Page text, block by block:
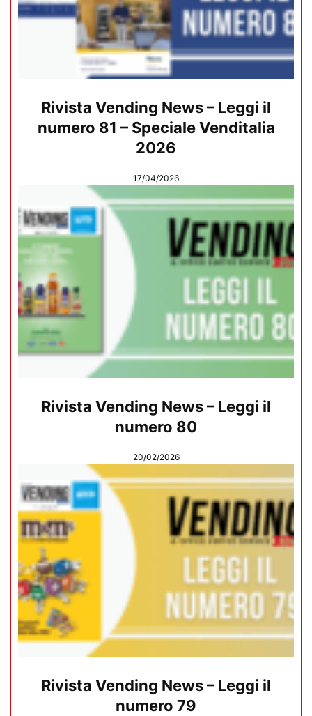
Rivista Vending News – Leggi il
numero 81 – Speciale Venditalia
2026
17/04/2026
Rivista Vending News – Leggi il
numero 80
20/02/2026
Rivista Vending News – Leggi il
numero 79